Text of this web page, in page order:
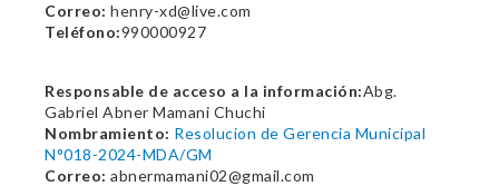
Correo: henry-xd@live.com
Teléfono:990000927
Responsable de acceso a la información:Abg.
Gabriel Abner Mamani Chuchi
Nombramiento: Resolucion de Gerencia Municipal
N°018-2024-MDA/GM
Correo: abnermamani02@gmail.com